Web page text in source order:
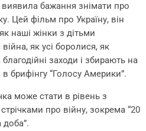
бажання знімати про
Цей фільм про Україну, він
наші жінки з дітьми
як усі боролися, як
заходи і збирають на
брифінгу “Голосу Америки”.
може стати в рівень з
про війну, зокрема “20
доба”.